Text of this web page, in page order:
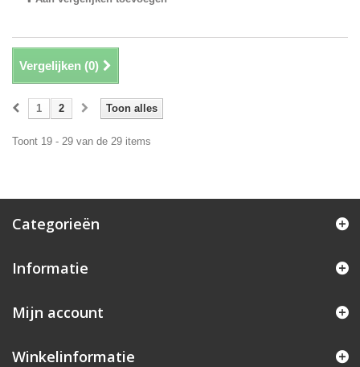
Vergelijken (0)
Toon alles
1 2
Toont 19 - 29 van de 29 items
Categorieën
Informatie
Mijn account
Winkelinformatie